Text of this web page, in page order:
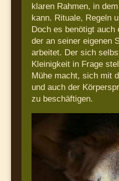
klaren Rahmen, in
kann. Rituale, Regeln
Doch es benötigt auch
der an seiner eigenen
arbeitet. Der sich
Kleinigkeit in Frage
Mühe macht, sich mit
und auch der
zu beschäftigen.